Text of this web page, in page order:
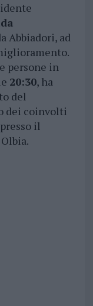
Abbiadori, ad
persone in
20:30, ha
del
dei coinvolti
il